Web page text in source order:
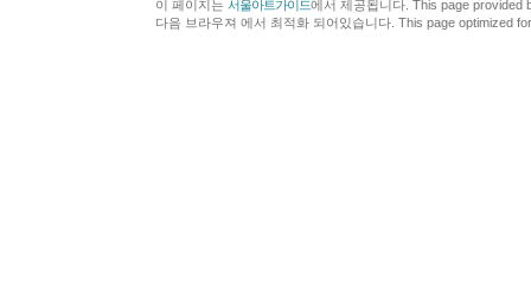
이 페이지는 서울아트가이드에서 제공됩니다. This page provided
다음 브라우져 에서 최적화 되어있습니다. This page optimized